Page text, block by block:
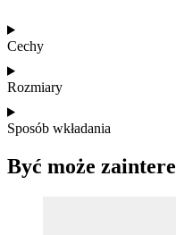
Cechy
Rozmiary
Sposób wkładania
Być może